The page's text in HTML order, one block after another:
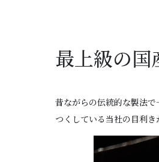
最上級の国
昔ながらの伝統的な製法
つくしている当社の目利き